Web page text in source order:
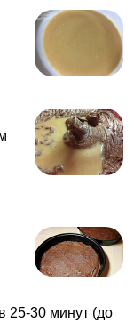
25-30 минут (до